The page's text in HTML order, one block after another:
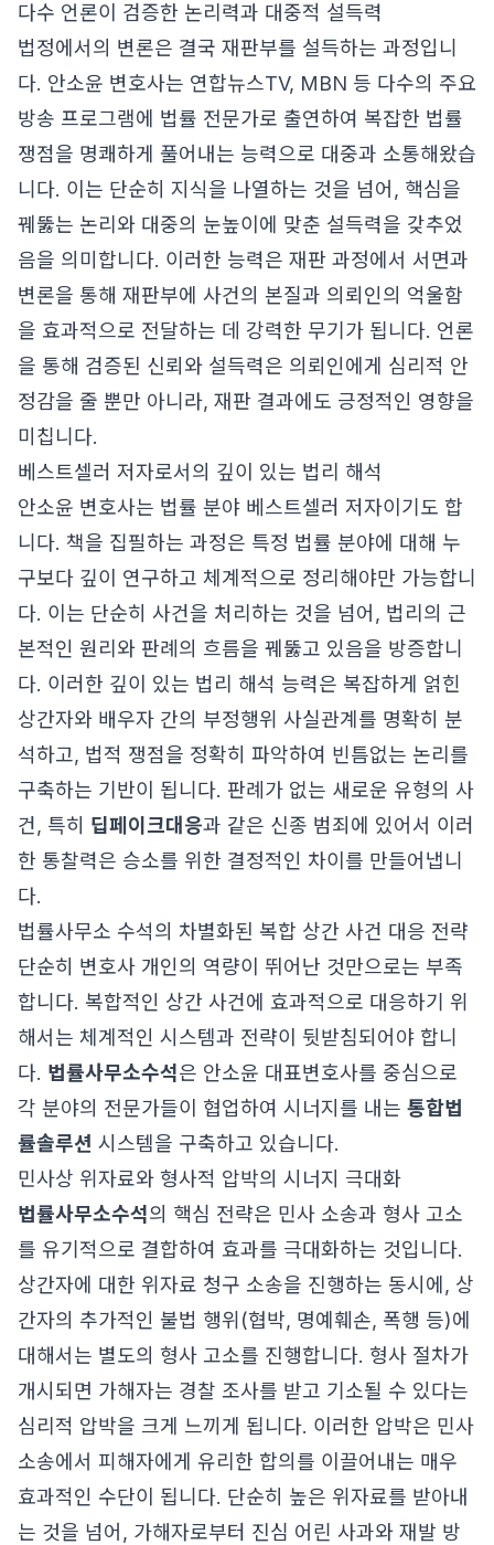
다수 언론이 검증한 논리력과 대중적 설득력
법정에서의 변론은 결국 재판부를 설득하는 과정입니
다. 안소윤 변호사는 연합뉴스TV, MBN 등 다수의 주요
방송 프로그램에 법률 전문가로 출연하여 복잡한 법률
쟁점을 명쾌하게 풀어내는 능력으로 대중과 소통해왔습
니다. 이는 단순히 지식을 나열하는 것을 넘어, 핵심을
꿰뚫는 논리와 대중의 눈높이에 맞춘 설득력을 갖추었
음을 의미합니다. 이러한 능력은 재판 과정에서 서면과
변론을 통해 재판부에 사건의 본질과 의뢰인의 억울함
을 효과적으로 전달하는 데 강력한 무기가 됩니다. 언론
을 통해 검증된 신뢰와 설득력은 의뢰인에게 심리적 안
정감을 줄 뿐만 아니라, 재판 결과에도 긍정적인 영향을
미칩니다.
베스트셀러 저자로서의 깊이 있는 법리 해석
안소윤 변호사는 법률 분야 베스트셀러 저자이기도 합
니다. 책을 집필하는 과정은 특정 법률 분야에 대해 누
구보다 깊이 연구하고 체계적으로 정리해야만 가능합니
다. 이는 단순히 사건을 처리하는 것을 넘어, 법리의 근
본적인 원리와 판례의 흐름을 꿰뚫고 있음을 방증합니
다. 이러한 깊이 있는 법리 해석 능력은 복잡하게 얽힌
상간자와 배우자 간의 부정행위 사실관계를 명확히 분
석하고, 법적 쟁점을 정확히 파악하여 빈틈없는 논리를
구축하는 기반이 됩니다. 판례가 없는 새로운 유형의 사
건, 특히 딥페이크대응과 같은 신종 범죄에 있어서 이러
한 통찰력은 승소를 위한 결정적인 차이를 만들어냅니
다.
법률사무소 수석의 차별화된 복합 상간 사건 대응 전략
단순히 변호사 개인의 역량이 뛰어난 것만으로는 부족
합니다. 복합적인 상간 사건에 효과적으로 대응하기 위
해서는 체계적인 시스템과 전략이 뒷받침되어야 합니
다. 법률사무소수석은 안소윤 대표변호사를 중심으로
각 분야의 전문가들이 협업하여 시너지를 내는 통합법
률솔루션 시스템을 구축하고 있습니다.
민사상 위자료와 형사적 압박의 시너지 극대화
법률사무소수석의 핵심 전략은 민사 소송과 형사 고소
를 유기적으로 결합하여 효과를 극대화하는 것입니다.
상간자에 대한 위자료 청구 소송을 진행하는 동시에, 상
간자의 추가적인 불법 행위(협박, 명예훼손, 폭행 등)에
대해서는 별도의 형사 고소를 진행합니다. 형사 절차가
개시되면 가해자는 경찰 조사를 받고 기소될 수 있다는
심리적 압박을 크게 느끼게 됩니다. 이러한 압박은 민사
소송에서 피해자에게 유리한 합의를 이끌어내는 매우
효과적인 수단이 됩니다. 단순히 높은 위자료를 받아내
는 것을 넘어, 가해자로부터 진심 어린 사과와 재발 방